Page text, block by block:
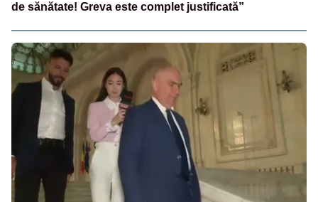
de sănătate! Greva este complet justificată”